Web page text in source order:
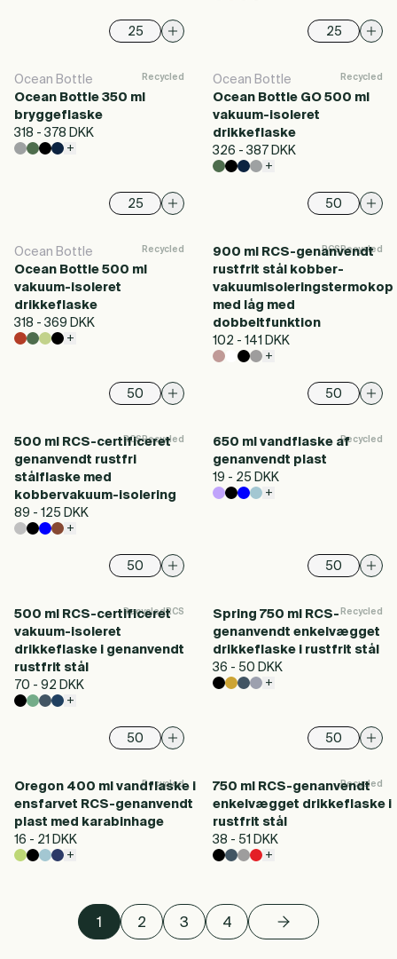
Recycled
Ocean Bottle
Ocean Bottle 350 ml
bryggeflaske
318 - 378 DKK
+
Recycled
Ocean Bottle
Ocean Bottle GO 500 ml
vakuum-isoleret
drikkeflaske
326 - 387 DKK
+
Recycled
Ocean Bottle
Ocean Bottle 500 ml
vakuum-isoleret
drikkeflaske
318 - 369 DKK
+
RCSRecycled
900 ml RCS-genanvendt
rustfrit stål kobber-
vakuumisoleringstermokop
med låg med
dobbeltfunktion
102 - 141 DKK
+
RCSRecycled
500 ml RCS-certificeret
genanvendt rustfri
stålflaske med
kobbervakuum-isolering
89 - 125 DKK
+
Recycled
650 ml vandflaske af
genanvendt plast
19 - 25 DKK
+
RecycledRCS
500 ml RCS-certificeret
vakuum-isoleret
drikkeflaske i genanvendt
rustfrit stål
70 - 92 DKK
+
Recycled
Spring 750 ml RCS-
genanvendt enkelvægget
drikkeflaske i rustfrit stål
36 - 50 DKK
+
Recycled
Oregon 400 ml vandflaske i
ensfarvet RCS-genanvendt
plast med karabinhage
16 - 21 DKK
+
Recycled
750 ml RCS-genanvendt
enkelvægget drikkeflaske i
rustfrit stål
38 - 51 DKK
+
1 2 3 4